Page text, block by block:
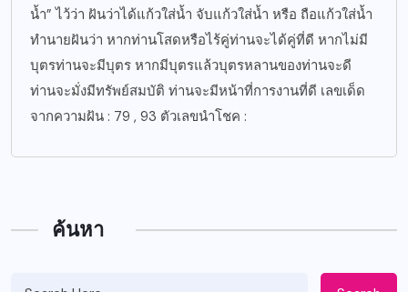
น้ำ” ไว้ว่า ฝันว่าได้แก้วใส่น้ำ จับแก้วใส่น้ำ หรือ ถือแก้วใส่น้ำ
ทำนายฝันว่า หากท่านโสดหรือไร้คู่ท่านจะได้คู่ที่ดี หากไม่มี
บุตรท่านจะมีบุตร หากมีบุตรแล้วบุตรหลานของท่านจะดี
ท่านจะมั่งมีทรัพย์สมบัติ ท่านจะมีหน้าที่การงานที่ดี เลขเด็ด
จากความฝัน : 79 , 93 ตัวเลขนำโชค :
ค้นหา